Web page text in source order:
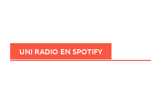
UNI RADIO EN SPOTIFY